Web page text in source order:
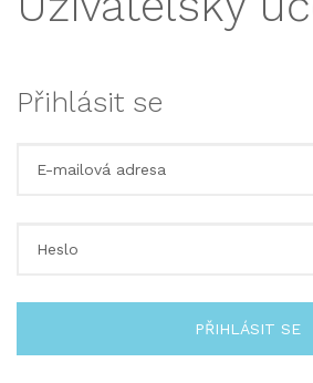
Přihlásit se
PŘIHLÁSIT SE